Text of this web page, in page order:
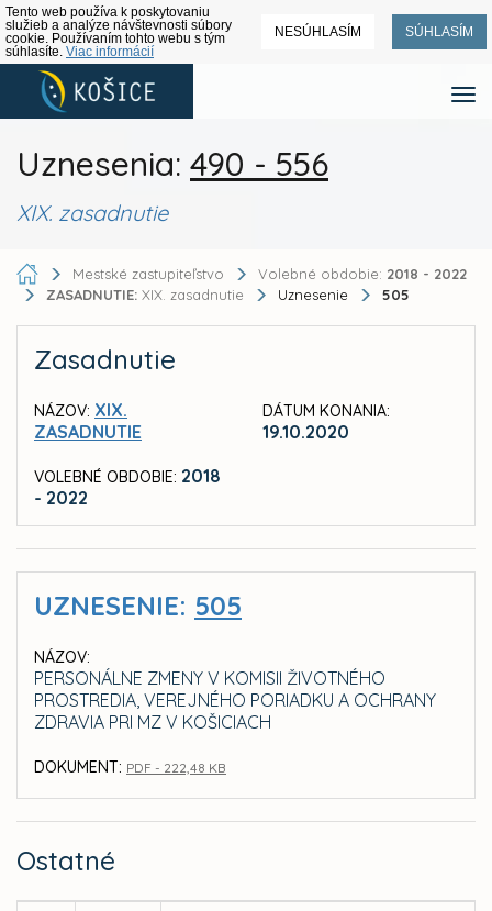
Tento web používa k poskytovaniu
služieb a analýze návštevnosti súbory
cookie. Používaním tohto webu s tým
súhlasíte. Viac informácií
NESÚHLASÍM SÚHLASÍM
Uznesenia: 490 - 556
XIX. zasadnutie
Mestské zastupiteľstvo Volebné obdobie: 2018 - 2022
ZASADNUTIE: XIX. zasadnutie Uznesenie 505
Zasadnutie
NÁZOV: XIX.
ZASADNUTIE
VOLEBNÉ OBDOBIE: 2018
- 2022
DÁTUM KONANIA:
19.10.2020
UZNESENIE: 505
NÁZOV:
PERSONÁLNE ZMENY V KOMISII ŽIVOTNÉHO
PROSTREDIA, VEREJNÉHO PORIADKU A OCHRANY
ZDRAVIA PRI MZ V KOŠICIACH
DOKUMENT: PDF - 222,48 KB
Ostatné